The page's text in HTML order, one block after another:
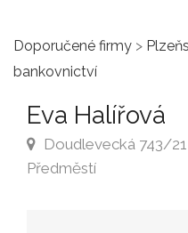
Doporučené firmy >
bankovnictví
Eva Halířová
Doudlevecká 743/
Předměstí